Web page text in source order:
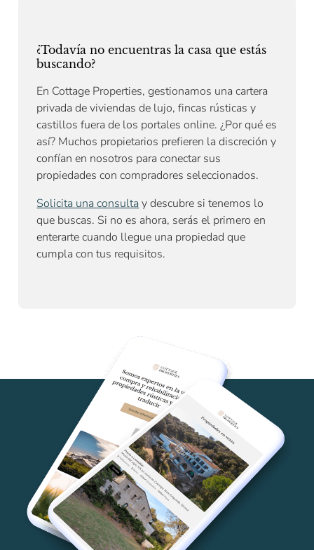
¿Todavía no encuentras la casa que estás
buscando?
En Cottage Properties, gestionamos una cartera
privada de viviendas de lujo, fincas rústicas y
castillos fuera de los portales online. ¿Por qué es
así? Muchos propietarios prefieren la discreción y
confían en nosotros para conectar sus
propiedades con compradores seleccionados.
Solicita una consulta y descubre si tenemos lo
que buscas. Si no es ahora, serás el primero en
enterarte cuando llegue una propiedad que
cumpla con tus requisitos.